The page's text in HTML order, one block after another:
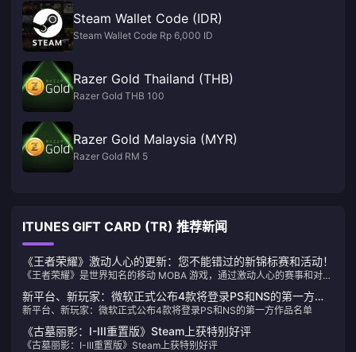
Steam Wallet Code (IDR)
Steam Wallet Code Rp 6,000 ID
Razer Gold Thailand (THB)
Razer Gold THB 100
Razer Gold Malaysia (MYR)
Razer Gold RM 5
ITUNES GIFT CARD (TR) 推荐新闻
《王者荣耀》激动人心的更新：您不能错过的新锦标赛和活动！
《王者荣耀》是世界知名的移动 MOBA 游戏，通过激动人心的赛事和对电
子竞技领域的巨额投资，继续吸引全球观众。以下是每个粉丝都应该了解
的一些最新更新：
新平台、新玩家：微软正式公布4款将登录PS和NS的第一方作
品名单
新平台、新玩家：微软正式公布4款将登录PS和NS的第一方作品名单
《古墓丽影：I-III重置版》Steam上获特别好评
《古墓丽影：I-III重置版》Steam上获特别好评